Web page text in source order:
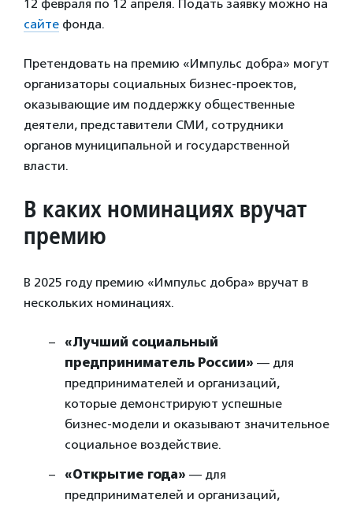
12 февраля по 12 апреля. Подать заявку можно на
сайте фонда.
Претендовать на премию «Импульс добра» могут
организаторы социальных бизнес-проектов,
оказывающие им поддержку общественные
деятели, представители СМИ, сотрудники
органов муниципальной и государственной
власти.
В каких номинациях вручат
премию
В 2025 году премию «Импульс добра» вручат в
нескольких номинациях.
«Лучший социальный
предприниматель России» — для
предпринимателей и организаций,
которые демонстрируют успешные
бизнес-модели и оказывают значительное
социальное воздействие.
«Открытие года» — для
предпринимателей и организаций,